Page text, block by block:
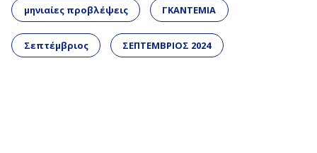
μηνιαίες προβλέψεις ΓΚΑΝΤΕΜΙΑ
Σεπτέμβριος ΣΕΠΤΕΜΒΡΙΟΣ 2024